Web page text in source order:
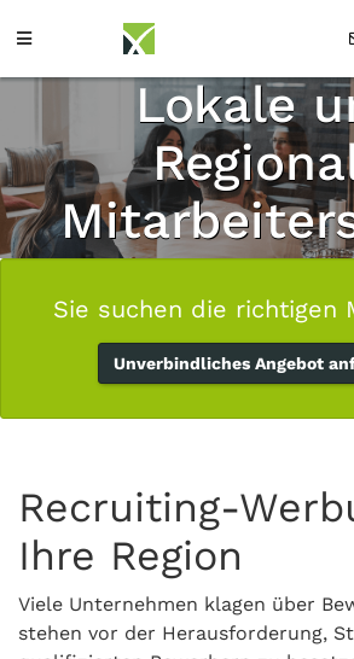
Lokale
Sie suchen die richtigen
Unverbindliches Angebot
Recruiting-
Ihre Region
Viele Unternehmen klagen über
stehen vor der Herausforderung,